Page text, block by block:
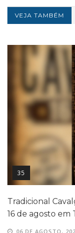
VEJA TAMBÉM
35
Tradicional
16 de agosto em
06 DE AGOSTO,